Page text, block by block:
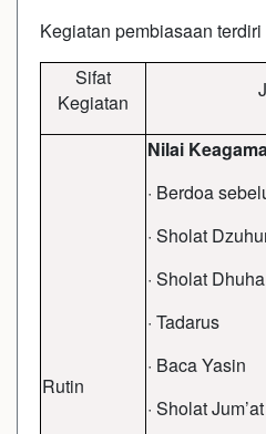
Kegiatan pembiasaan terdiri
Sifat
Kegiatan
Rutin
Nilai
· Berdoa
· Sholat
· Sholat Dhuha
· Tadarus
· Baca Yasin
· Sholat Jum’at